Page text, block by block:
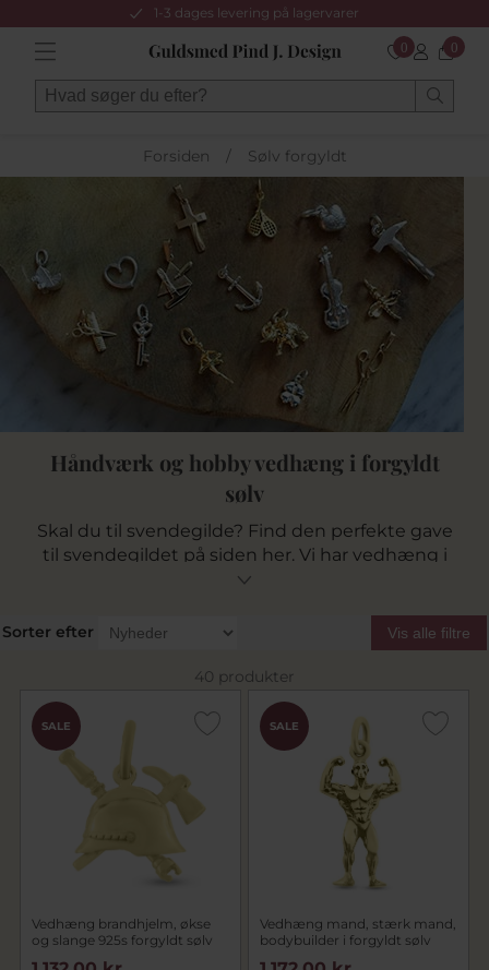
1-3 dages levering på lagervarer
0 0
Forsiden / Sølv forgyldt
Håndværk og hobby vedhæng i forgyldt
sølv
Skal du til svendegilde? Find den perfekte gave
til svendegildet på siden her. Vi har vedhæng i
forgyldt sølv udformet perfekt til at matche det
hobby? Du finder vedhæng udformet som for
eksempel et anker, en murske, en rørtang,
dykkerflasker og meget mere. Vi tilbyder fri
fragt v. køb for over kr. 499,-
Sorter efter Vis alle filtre
40 produkter
SALE
Vedhæng brandhjelm, økse
og slange 925s forgyldt sølv
SALE
Vedhæng mand, stærk mand,
bodybuilder i forgyldt sølv